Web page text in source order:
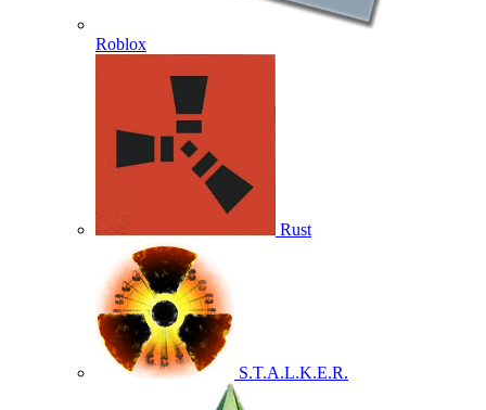
Roblox
Rust
S.T.A.L.K.E.R.